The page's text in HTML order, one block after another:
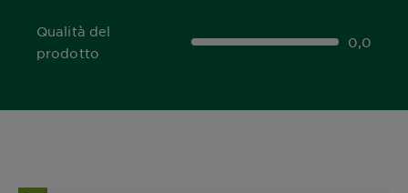
Qualità del
prodotto
0,0 out of 5 stars 0,0